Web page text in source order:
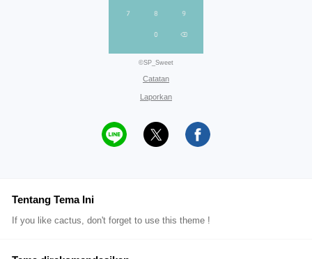
©SP_Sweet
Catatan
Laporkan
Tentang Tema Ini
If you like cactus, don't forget to use this theme !